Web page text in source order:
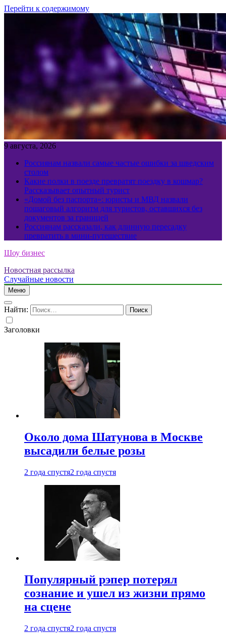
Перейти к содержимому
9 августа, 2026
Россиянам назвали самые частые ошибки за шведским
столом
Какие полки в поезде превратят поездку в кошмар?
Рассказывает опытный турист
«Домой без паспорта»: юристы и МВД назвали
пошаговый алгоритм для туристов, оставшихся без
документов за границей
Россиянам рассказали, как длинную пересадку
превратить в мини-путешествие
Шоу бизнес
Новостная рассылка
Случайные новости
Меню
Найти:
Заголовки
Около дома Шатунова в Москве
высадили белые розы
2 года спустя2 года спустя
Популярный рэпер потерял
сознание и ушел из жизни прямо
на сцене
2 года спустя2 года спустя